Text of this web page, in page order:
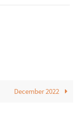
December 2022